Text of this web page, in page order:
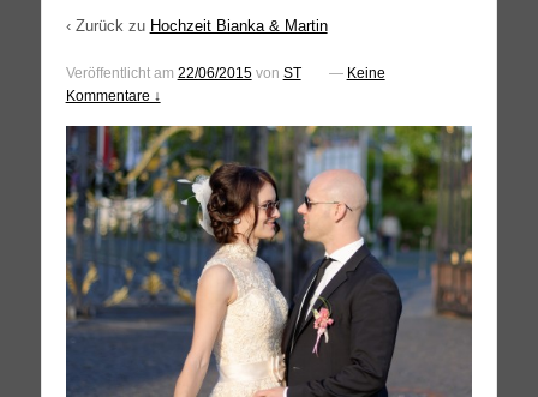
‹ Zurück zu Hochzeit Bianka & Martin
Veröffentlicht am 22/06/2015von ST — Keine
Kommentare ↓